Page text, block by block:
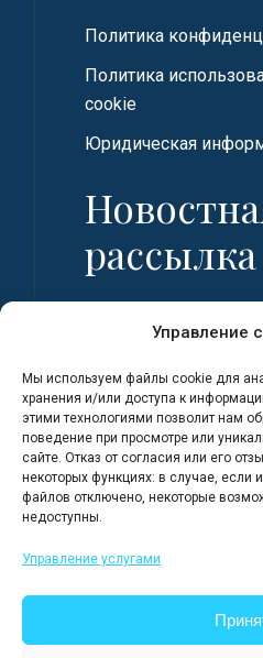
Управление
Мы используем файлы cookie для
хранения и/или доступа к
этими технологиями позволит нам
поведение при просмотре или
сайте. Отказ от согласия или его
некоторых функциях: в случае, если
файлов отключено, некоторые
недоступны.
Управление услугами
Политика
Политика
cookie
Юридическая
рассылка
Фамилия
Адрес электронной
ознакомившись с